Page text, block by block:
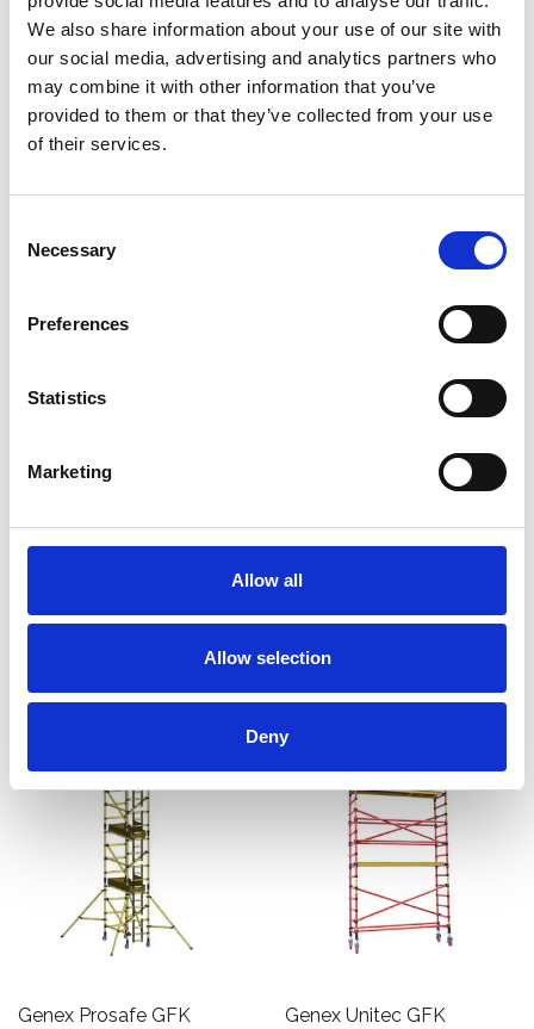
We also share information about your use of our site with
our social media, advertising and analytics partners who
may combine it with other information that you’ve
provided to them or that they’ve collected from your use
of their services.
Selection
Necessary
Preferences
Statistics
Marketing
Allow all
Allow selection
Deny
Produkt anzeigen
Mehr als 10.000 zufriedene
Kunden
Kostenloser Versand in den
Niederlanden und Belgien
Genex Unitec GFK
Arbeitshöhe 6 m
€7.202,00
Produkt anzeigen
Genex Prosafe GFK
Kunststoffgerüst 145x250
Arbeitshöhe 4 m
Exkl. MwSt
Produkt anzeigen
Genex Prosafe GFK
Genex Unitec GFK